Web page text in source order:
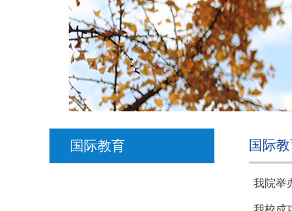
国际教育 国际
我院举